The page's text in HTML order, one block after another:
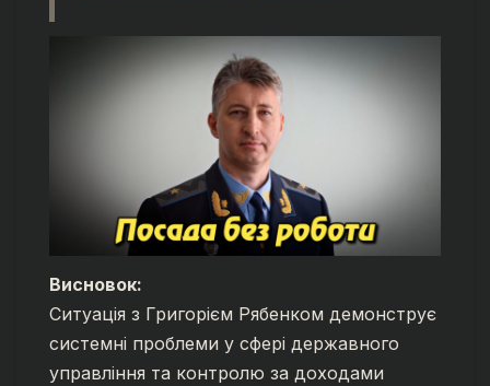
Висновок:
Ситуація з Григорієм Рябенком демонструє
системні проблеми у сфері державного
управління та контролю за доходами